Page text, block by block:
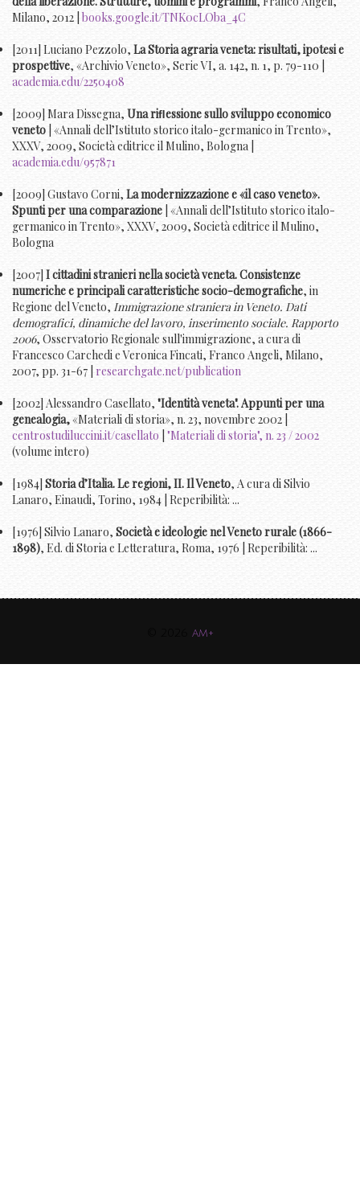
Milano, 2012 | books.google.it/TNK0cLOba_4C
[2011] Luciano Pezzolo, La Storia agraria veneta: risultati, ipotesi e
prospettive, «Archivio Veneto», Serie VI, a. 142, n. 1, p. 79-110 |
academia.edu/2250408
[2009] Mara Dissegna, Una riﬂessione sullo sviluppo economico
veneto | «Annali dell’Istituto storico italo-germanico in Trento»,
XXXV, 2009, Società editrice il Mulino, Bologna |
academia.edu/957871
[2009] Gustavo Corni, La modernizzazione e «il caso veneto».
Spunti per una comparazione | «Annali dell’Istituto storico italo-
germanico in Trento», XXXV, 2009, Società editrice il Mulino,
Bologna
[2007]I cittadini stranieri nella società veneta. Consistenze
numeriche e principali caratteristiche socio-demografiche, in
Regione del Veneto, Immigrazione straniera in Veneto. Dati
demografici, dinamiche del lavoro, inserimento sociale. Rapporto
2006, Osservatorio Regionale sull'immigrazione, a cura di
Francesco Carchedi e Veronica Fincati, Franco Angeli, Milano,
2007, pp. 31-67 | researchgate.net/publication
[2002] Alessandro Casellato, "Identità veneta". Appunti per una
genealogia,«Materiali di storia», n. 23, novembre 2002 |
centrostudiluccini.it/casellato "Materiali di storia", n. 23 / 2002
(volume intero)
[1984] Storia d’Italia. Le regioni, II. Il Veneto, A cura di Silvio
Lanaro, Einaudi, Torino, 1984 | Reperibilità: ...
[1976] Silvio Lanaro, Società e ideologie nel Veneto rurale (1866-
1898), Ed. di Storia e Letteratura, Roma, 1976 | Reperibilità: ...
am+